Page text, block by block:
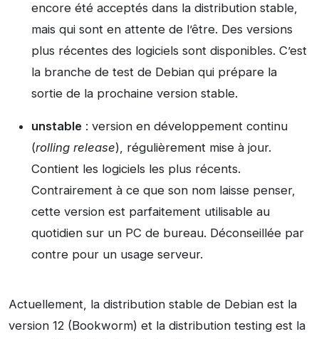
encore été acceptés dans la distribution stable,
mais qui sont en attente de l’être. Des versions
plus récentes des logiciels sont disponibles. C’est
la branche de test de Debian qui prépare la
sortie de la prochaine version stable.
unstable : version en développement continu
(rolling release), régulièrement mise à jour.
Contient les logiciels les plus récents.
Contrairement à ce que son nom laisse penser,
cette version est parfaitement utilisable au
quotidien sur un PC de bureau. Déconseillée par
contre pour un usage serveur.
Actuellement, la distribution stable de Debian est la
version 12 (Bookworm) et la distribution testing est la